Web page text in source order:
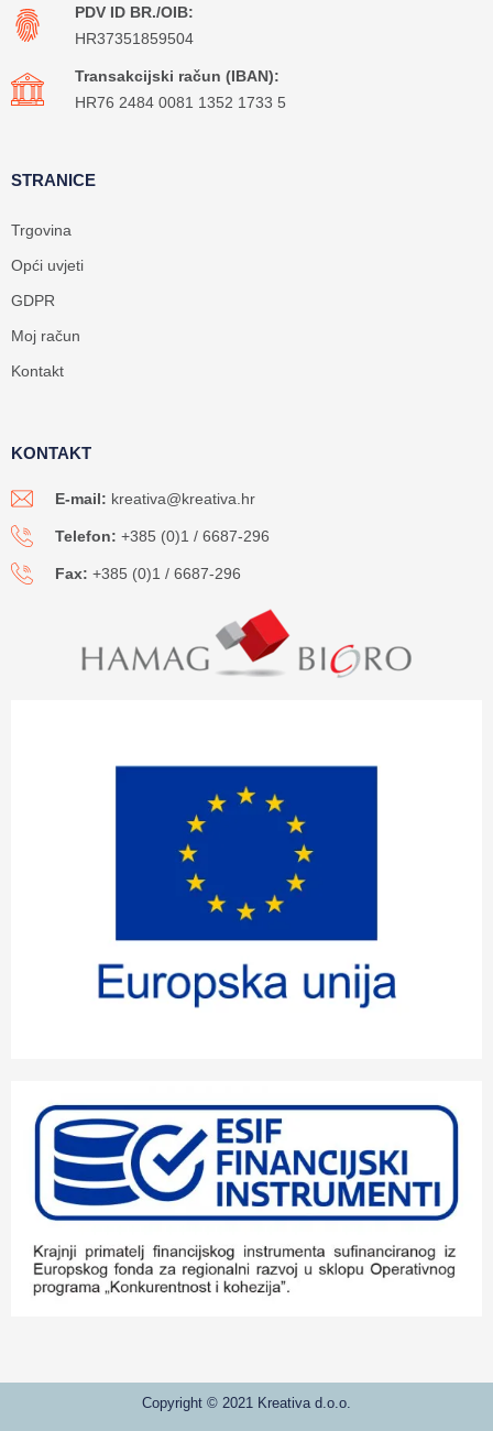
PDV ID BR./OIB:
HR37351859504
Transakcijski račun (IBAN):
HR76 2484 0081 1352 1733 5
STRANICE
Trgovina
Opći uvjeti
GDPR
Moj račun
Kontakt
KONTAKT
E-mail: kreativa@kreativa.hr
Telefon: +385 (0)1 / 6687-296
Fax: +385 (0)1 / 6687-296
Copyright © 2021 Kreativa d.o.o.